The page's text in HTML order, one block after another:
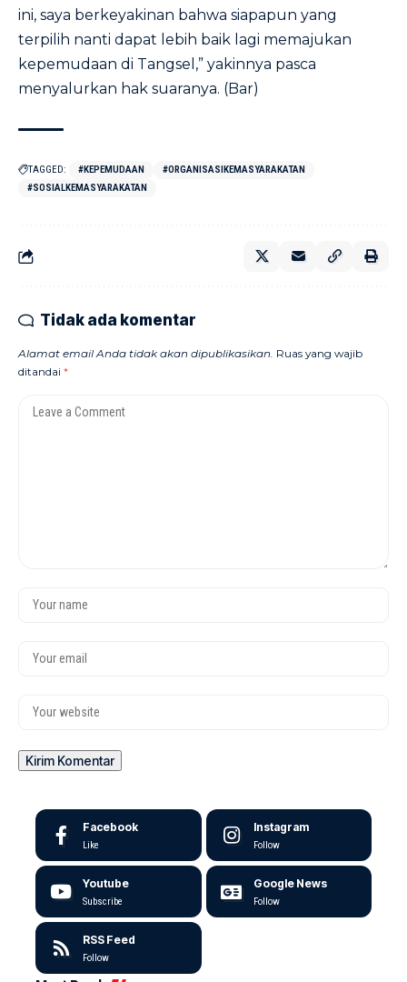
ini, saya berkeyakinan bahwa siapapun yang
terpilih nanti dapat lebih baik lagi memajukan
kepemudaan di Tangsel,” yakinnya pasca
menyalurkan hak suaranya. (Bar)
TAGGED: #KEPEMUDAAN
#ORGANISASIKEMASYARAKATAN
#SOSIALKEMASYARAKATAN
Tidak ada komentar
Alamat email Anda tidak akan dipublikasikan. Ruas yang wajib
ditandai *
Facebook
Like
Instagram
Follow
Youtube
Subscribe
Google News
Follow
RSS Feed
Follow